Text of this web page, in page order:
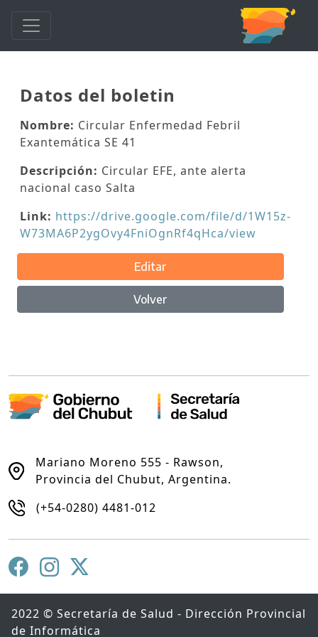
Datos del boletin
Nombre: Circular Enfermedad Febril
Exantemática SE 41
Descripción: Circular EFE, ante alerta
nacional caso Salta
Link: https://drive.google.com/file/d/1W15z-
W73MA6P2ygOvy4FniOgnRf4qHca/view
Editar
Volver
Mariano Moreno 555 - Rawson,
Provincia del Chubut, Argentina.
(+54-0280) 4481-012
2022 © Secretaría de Salud - Dirección Provincial
de Informática